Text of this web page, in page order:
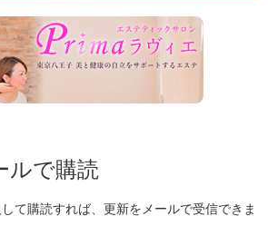
ルで購読
て購読すれば、更新をメールで受信できま